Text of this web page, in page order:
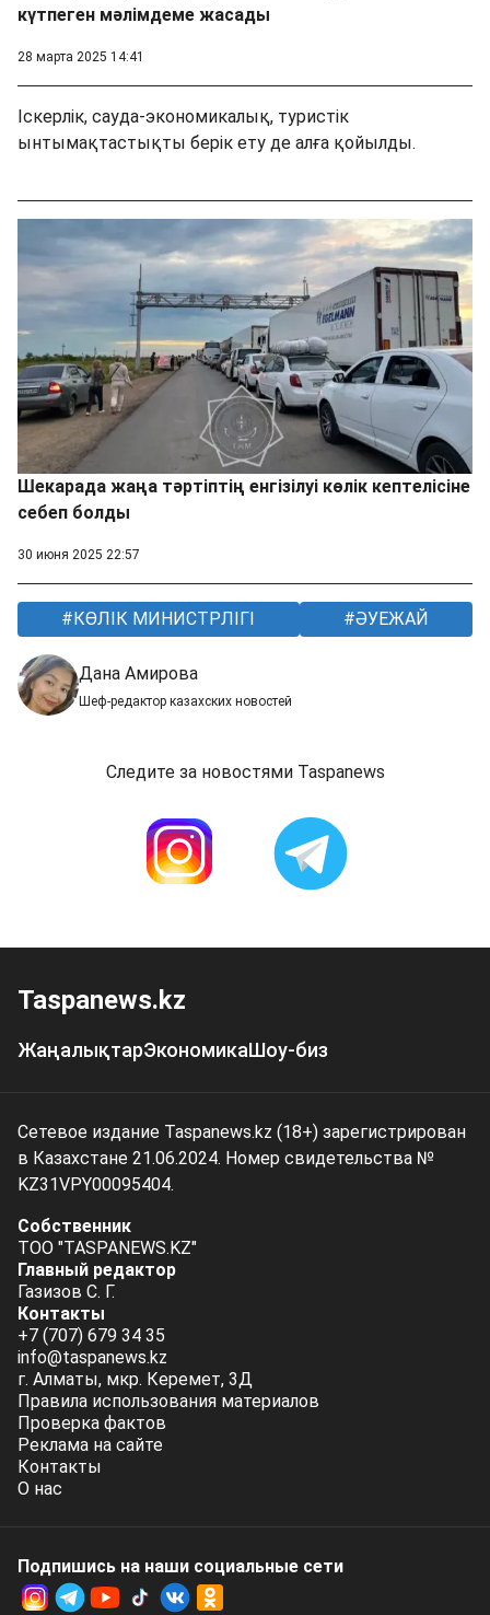
күтпеген мәлімдеме жасады
28 марта 2025 14:41
Іскерлік, сауда-экономикалық, туристік
ынтымақтастықты берік ету де алға қойылды.
Шекарада жаңа тәртіптің енгізілуі көлік кептелісіне
себеп болды
30 июня 2025 22:57
КӨЛІК МИНИСТРЛІГІ ӘУЕЖАЙ
Дана Амирова
Шеф-редактор казахских новостей
Следите за новостями Taspanews
Taspanews.kz
ЖаңалықтарЭкономикаШоу-биз
Сетевое издание Taspanews.kz (18+) зарегистрирован
в Казахстане 21.06.2024. Номер свидетельства №
KZ31VPY00095404.
Собственник
ТОО "TASPANEWS.KZ"
Главный редактор
Газизов С. Г.
Контакты
+7 (707) 679 34 35
info@taspanews.kz
г. Алматы, мкр. Керемет, 3Д
Правила использования материалов
Проверка фактов
Реклама на сайте
Контакты
О нас
Подпишись на наши социальные cети